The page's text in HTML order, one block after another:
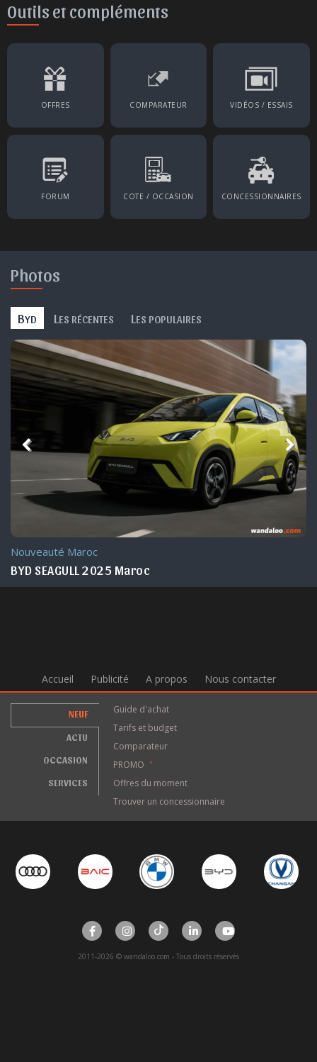
Outils et compléments
OFFRES COMPARATEUR VIDÉOS / ESSAIS
FORUM COTE / OCCASION CONCESSIONNAIRES
Photos
BYD L ES RÉCENTES L ES POPULAIRES
Nouveauté Maroc
BYD SEAGULL 2025 Maroc
Accueil Publicité A propos Nous contacter
NEUF
ACTU
OCCASION
SERVICES
Guide d'achat
Tarifs et budget
Comparateur
PROMO
*
Offres du moment
Trouver un concessionnaire
2011-2026 © wandaloo.com - Tous droits réservés